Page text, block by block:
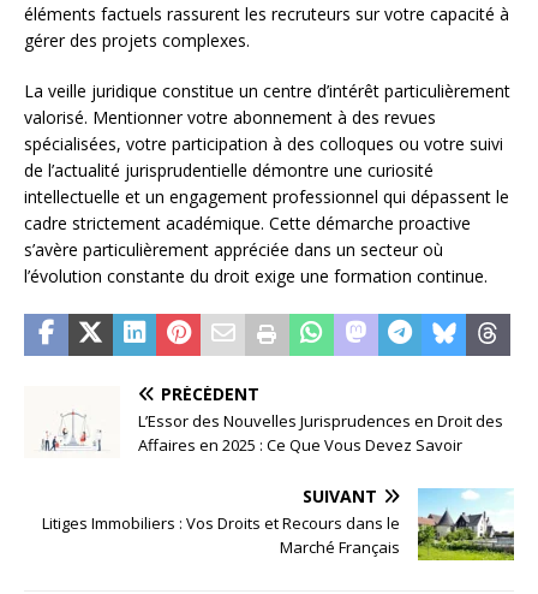
éléments factuels rassurent les recruteurs sur votre capacité à
gérer des projets complexes.
La veille juridique constitue un centre d’intérêt particulièrement
valorisé. Mentionner votre abonnement à des revues
spécialisées, votre participation à des colloques ou votre suivi
de l’actualité jurisprudentielle démontre une curiosité
intellectuelle et un engagement professionnel qui dépassent le
cadre strictement académique. Cette démarche proactive
s’avère particulièrement appréciée dans un secteur où
l’évolution constante du droit exige une formation continue.
PRÉCÉDENT
L’Essor des Nouvelles Jurisprudences en Droit des
Affaires en 2025 : Ce Que Vous Devez Savoir
SUIVANT
Litiges Immobiliers : Vos Droits et Recours dans le
Marché Français